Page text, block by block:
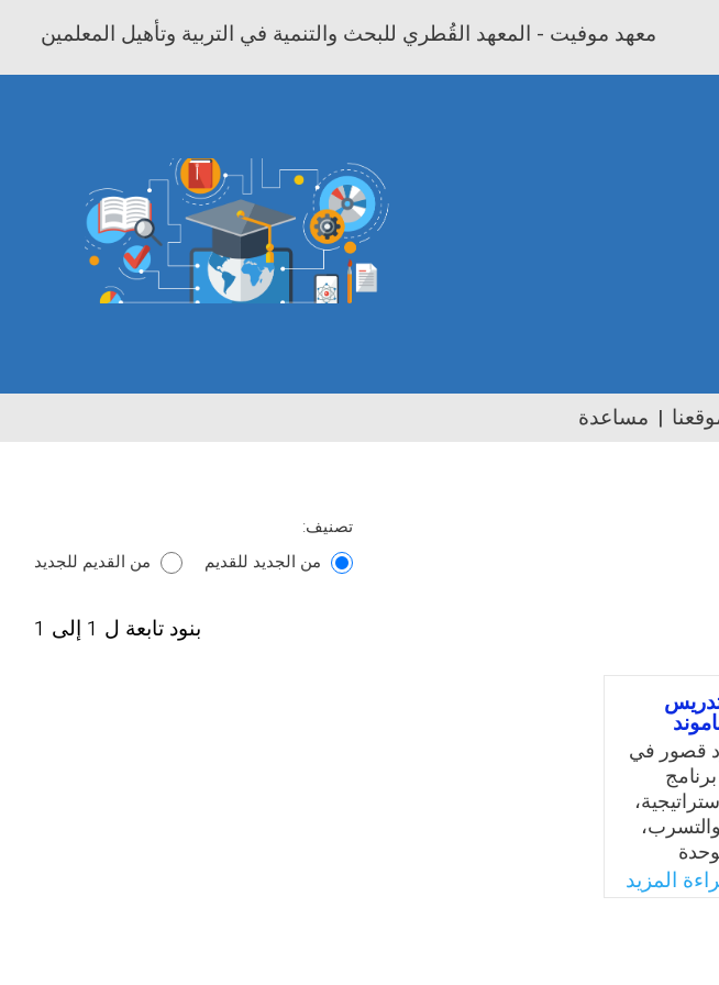
معهد موفيت - المعهد القُطري للبحث والتنمية في التربية وتأهيل المعلمين
مساعدة
تصنيف:
من الجديد للقديم
من القديم للجديد
بنود تابعة ل 1 إلى 1
قصور في
تكلفة
النظر في
المزيد